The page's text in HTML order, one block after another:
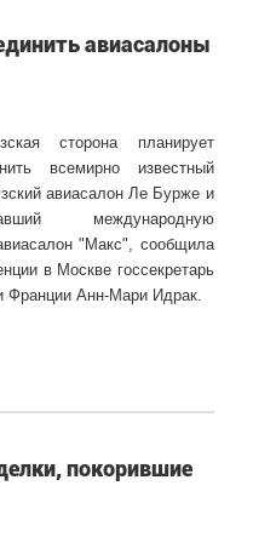
авиасалоны
сторона планирует
всемирно известный
авиасалон Ле Бурже и
международную
"Макс", сообщила
в Москве госсекретарь
Франции Анн-Мари Идрак.
покорившие